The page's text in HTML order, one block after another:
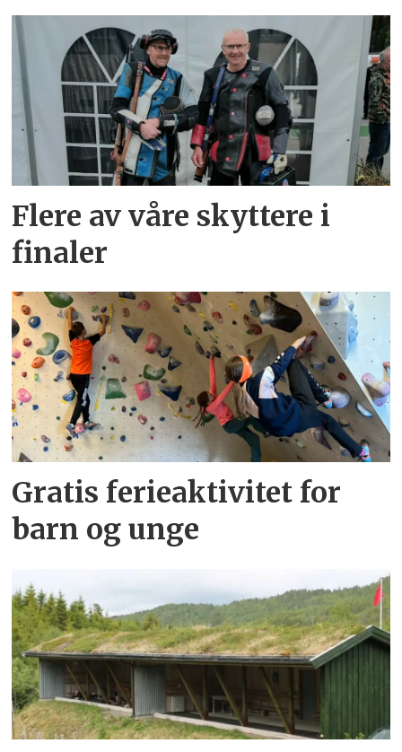
Flere av våre skyttere i
finaler
Gratis ferieaktivitet for
barn og unge